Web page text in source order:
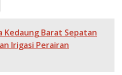
Kedaung Barat Sepatan
Irigasi Perairan